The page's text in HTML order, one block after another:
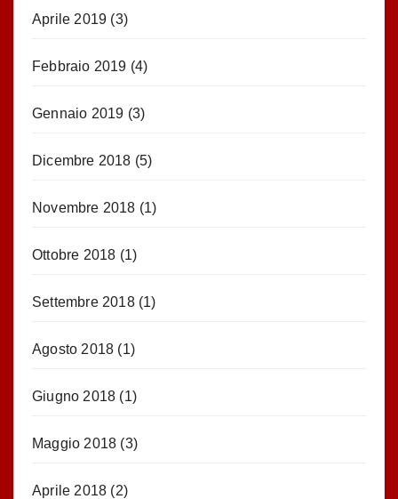
Aprile 2019 (3)
Febbraio 2019 (4)
Gennaio 2019 (3)
Dicembre 2018 (5)
Novembre 2018 (1)
Ottobre 2018 (1)
Settembre 2018(1)
Agosto 2018 (1)
Giugno 2018 (1)
Maggio 2018 (3)
Aprile 2018 (2)